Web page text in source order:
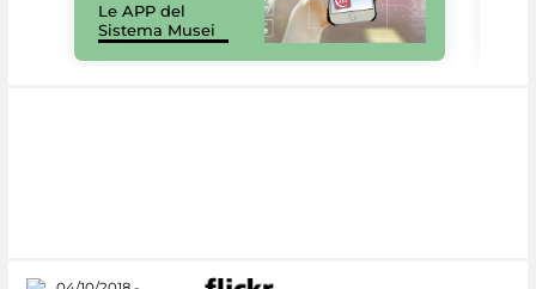
Le APP del
Sistema Musei